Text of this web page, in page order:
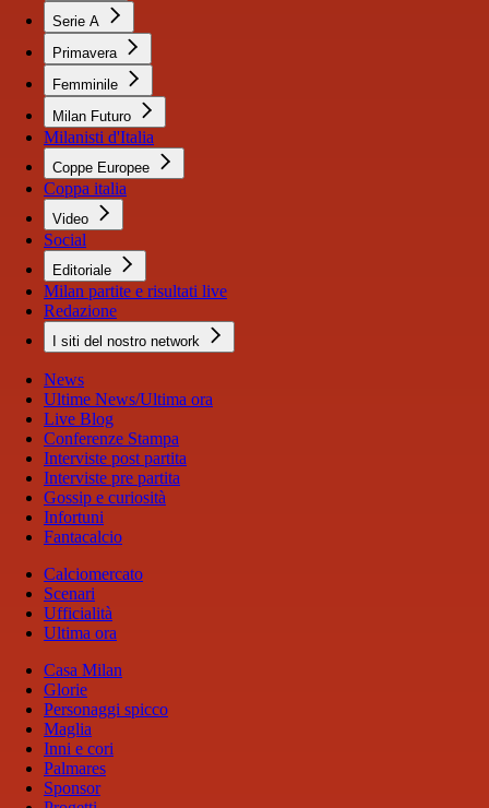
Serie A
Primavera
Femminile
Milan Futuro
Milanisti d'Italia
Coppe Europee
Coppa italia
Video
Social
Editoriale
Milan partite e risultati live
Redazione
I siti del nostro network
News
Ultime News/Ultima ora
Live Blog
Conferenze Stampa
Interviste post partita
Interviste pre partita
Gossip e curiosità
Infortuni
Fantacalcio
Calciomercato
Scenari
Ufficialità
Ultima ora
Casa Milan
Glorie
Personaggi spicco
Maglia
Inni e cori
Palmares
Sponsor